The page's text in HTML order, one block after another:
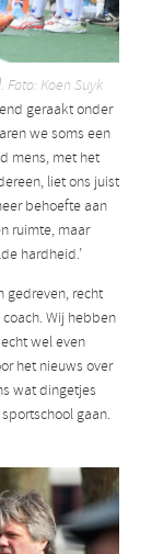
Koen Suyk
geraakt onder
we soms een
mens, met het
liet ons juist
behoefte aan
ruimte, maar
hardheid.’
gedreven, recht
Wij hebben
wel even
het nieuws over
wat dingetjes
gaan.